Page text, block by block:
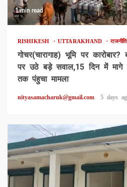
1 min read
RISHIKESH UTTARAKHAND राजनीति
गोचर(चारागाह) भूमि पर
पर उठे बड़े सवाल,15 दिन में मागे
तक पंहुचा मामला
nityasamacharuk@gmail.com 5 days